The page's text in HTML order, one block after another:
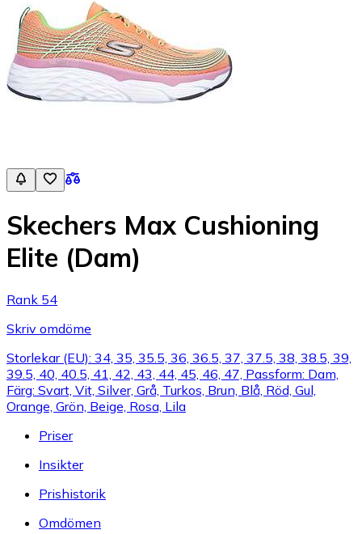
Skechers Max Cushioning
Elite (Dam)
Rank 54
Skriv omdöme
Storlekar (EU): 34, 35, 35.5, 36, 36.5, 37, 37.5, 38, 38.5, 39,
39.5, 40, 40.5, 41, 42, 43, 44, 45, 46, 47, Passform: Dam,
Färg: Svart, Vit, Silver, Grå, Turkos, Brun, Blå, Röd, Gul,
Orange, Grön, Beige, Rosa, Lila
Priser
Insikter
Prishistorik
Omdömen